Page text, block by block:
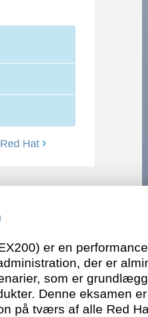
Red Hat
er en
der er
som er
Denne eksamen
på tværs af alle Red